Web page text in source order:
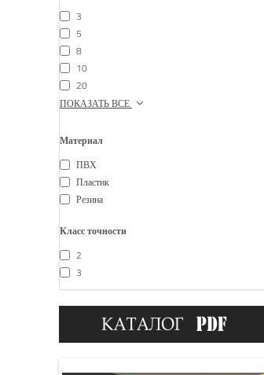
3
5
8
10
20
ПОКАЗАТЬ ВСЕ
Материал
ПВХ
Пластик
Резина
Класс точности
2
3